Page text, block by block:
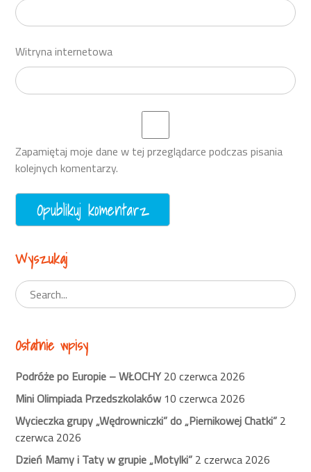
Witryna internetowa
Zapamiętaj moje dane w tej przeglądarce podczas pisania
kolejnych komentarzy.
Wyszukaj
Ostatnie wpisy
Podróże po Europie – WŁOCHY20 czerwca 2026
Mini Olimpiada Przedszkolaków10 czerwca 2026
Wycieczka grupy „Wędrowniczki” do „Piernikowej Chatki” 2
czerwca 2026
Dzień Mamy i Taty w grupie „Motylki” 2 czerwca 2026